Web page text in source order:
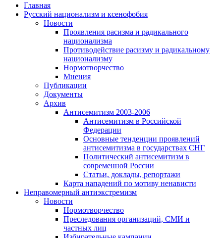
Главная
Русский национализм и ксенофобия
Новости
Проявления расизма и радикального
национализма
Противодействие расизму и радикальному
национализму
Нормотворчество
Мнения
Публикации
Документы
Архив
Антисемитизм 2003-2006
Антисемитизм в Российской
Федерации
Основные тенденции проявлений
антисемитизма в государствах СНГ
Политический антисемитизм в
современной России
Статьи, доклады, репортажи
Карта нападений по мотиву ненависти
Неправомерный антиэкстремизм
Новости
Нормотворчество
Преследования организаций, СМИ и
частных лиц